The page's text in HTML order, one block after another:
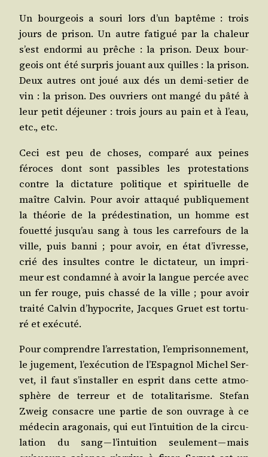
Un bour­geois a sou­ri lors d’un bap­tême : trois
jours de pri­son. Un autre fati­gué par la cha­leur
s’est endor­mi au prêche : la pri­son. Deux bour­
geois ont été sur­pris jouant aux quilles : la pri­son.
Deux autres ont joué aux dés un demi-setier de
vin : la pri­son. Des ouvriers ont man­gé du pâté à
leur petit déjeu­ner : trois jours au pain et à l’eau,
etc., etc.
Ceci est peu de choses, com­pa­ré aux peines
féroces dont sont pas­sibles les pro­tes­ta­tions
contre la dic­ta­ture poli­tique et spi­ri­tuelle de
maître Cal­vin. Pour avoir atta­qué publi­que­ment
la théo­rie de la pré­des­ti­na­tion, un homme est
fouet­té jus­qu’au sang à tous les car­re­fours de la
ville, puis ban­ni ; pour avoir, en état d’i­vresse,
crié des insultes contre le dic­ta­teur, un impri­
meur est condam­né à avoir la langue per­cée avec
un fer rouge, puis chas­sé de la ville ; pour avoir
trai­té Cal­vin d’hy­po­crite, Jacques Gruet est tor­tu­
ré et exécuté.
Pour com­prendre l’ar­res­ta­tion, l’emprisonnement,
le juge­ment, l’exé­cu­tion de l’Es­pa­gnol Michel Ser­
vet, il faut s’ins­tal­ler en esprit dans cette atmo­
sphère de ter­reur et de tota­li­ta­risme. Ste­fan
Zweig consacre une par­tie de son ouvrage à ce
méde­cin ara­go­nais, qui eut l’in­tui­tion de la cir­cu­
la­tion du sang — l’in­tui­tion seule­ment — mais